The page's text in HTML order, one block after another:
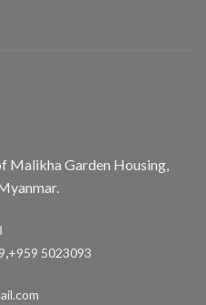
Malikha Garden Housing,
,+959 5023093